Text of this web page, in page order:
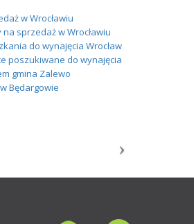
w Wrocławiu
na sprzedaż w Wrocławiu
do wynajęcia Wrocław
poszukiwane do wynajęcia
gmina Zalewo
Będargowie